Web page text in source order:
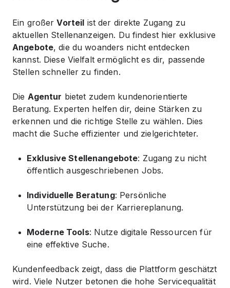
Ein großerVorteil ist der direkte Zugang zu
aktuellen Stellenanzeigen. Du findest hier exklusive
Angebote, die du woanders nicht entdecken
kannst. Diese Vielfalt ermöglicht es dir, passende
Stellen schneller zu finden.
Die Agentur bietet zudem kundenorientierte
Beratung. Experten helfen dir, deine Stärken zu
erkennen und die richtige Stelle zu wählen. Dies
macht die Suche effizienter und zielgerichteter.
Exklusive Stellenangebote: Zugang zu nicht
öffentlich ausgeschriebenen Jobs.
Individuelle Beratung: Persönliche
Unterstützung bei der Karriereplanung.
Moderne Tools: Nutze digitale Ressourcen für
eine effektive Suche.
Kundenfeedback zeigt, dass die Plattform geschätzt
wird. Viele Nutzer betonen die hohe Servicequalität